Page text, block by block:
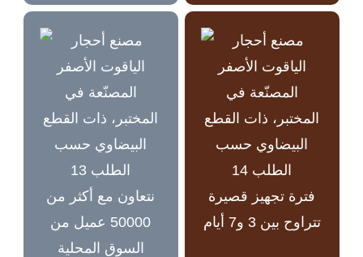
نتعاون مع أكثر من
50000 عميل من
السوق المحلية
فترة تجهيز قصيرة
تتراوح بين 3 و7 أيام